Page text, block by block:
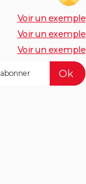
Voir un exemple
Voir un exemple
Voir un exemple